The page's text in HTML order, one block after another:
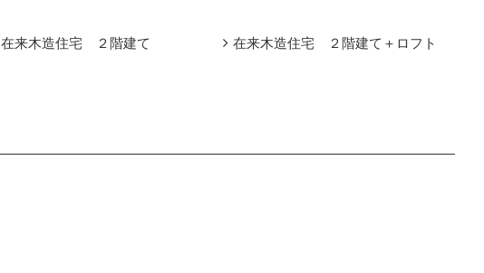
在来木造住宅 ２階建て 在来木造住宅 ２階建て＋ロフト